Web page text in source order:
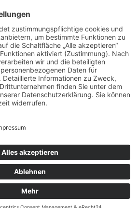
+39 388 7431189
Nr.: IT02615180219
by